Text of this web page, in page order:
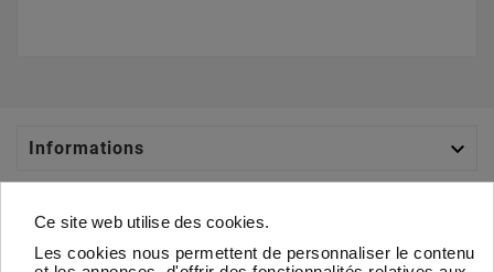
Informations 
Votre Compte 
Ce site web utilise des cookies.
Les cookies nous permettent de personnaliser le contenu